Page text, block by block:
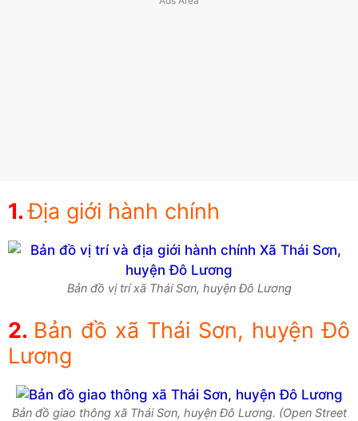
Địa giới hành chính
Bản đồ vị trí xã Thái Sơn, huyện Đô Lương
Bản đồ xã Thái Sơn, huyện Đô
Lương
Bản đồ giao thông xã Thái Sơn, huyện Đô Lương. (Open Street